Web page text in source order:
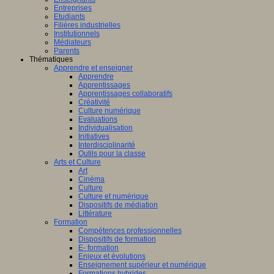
Entreprises
Etudiants
Filières industrielles
Institutionnels
Médiateurs
Parents
Thématiques
Apprendre et enseigner
Apprendre
Apprentissages
Apprentissages collaboratifs
Créativité
Culture numérique
Evaluations
Individualisation
Initiatives
Interdisciplinarité
Outils pour la classe
Arts et Culture
Art
Cinéma
Culture
Culture et numérique
Dispositifs de médiation
Littérature
Formation
Compétences professionnelles
Dispositifs de formation
E- formation
Enjeux et évolutions
Enseignement supérieur et numérique